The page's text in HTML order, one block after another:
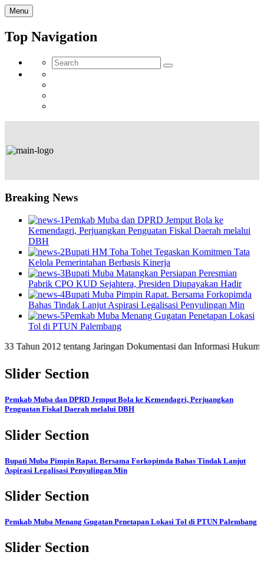
Menu
Top Navigation
Breaking News
Pemkab Muba dan DPRD Jemput Bola ke
Kemendagri, Perjuangkan Penguatan Fiskal Daerah melalui
DBH
Bupati HM Toha Tohet Tegaskan Komitmen Tata
Kelola Pemerintahan Berbasis Kinerja
Bupati Muba Matangkan Persiapan Peresmian
Pabrik CPO KUD Sejahtera, Presiden Diupayakan Hadir
Bupati Muba Pimpin Rapat. Bersama Forkopimda
Bahas Tindak Lanjut Aspirasi Legalisasi Penyulingan Min
Pemkab Muba Menang Gugatan Penetapan Lokasi
Tol di PTUN Palembang
2012 tentang Jaringan Dokumentasi dan Informasi Hukum Nasional
Slider Section
Pemkab Muba dan DPRD Jemput Bola ke Kemendagri, Perjuangkan
Penguatan Fiskal Daerah melalui DBH
Slider Section
Bupati Muba Pimpin Rapat. Bersama Forkopimda Bahas Tindak Lanjut
Aspirasi Legalisasi Penyulingan Min
Slider Section
Pemkab Muba Menang Gugatan Penetapan Lokasi Tol di PTUN Palembang
Slider Section